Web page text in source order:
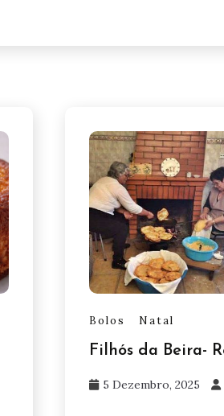
Bolos Natal
Filhós da Beira-
5 Dezembro, 2025